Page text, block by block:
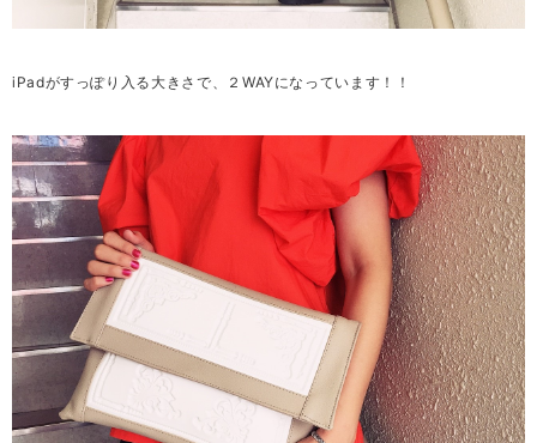
ⅰPadがすっぽり入る大きさで、２WAYになっています！！